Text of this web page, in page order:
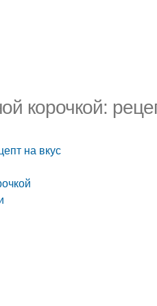
корочкой:
на вкус